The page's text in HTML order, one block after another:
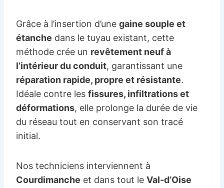
Grâce à l’insertion d’une gaine souple et
étanche dans le tuyau existant, cette
méthode crée un revêtement neuf à
l’intérieur du conduit, garantissant une
réparation rapide, propre et résistante.
Idéale contre les fissures, infiltrations et
déformations, elle prolonge la durée de vie
du réseau tout en conservant son tracé
initial.
Nos techniciens interviennent à
Courdimanche et dans tout le Val-d’Oise